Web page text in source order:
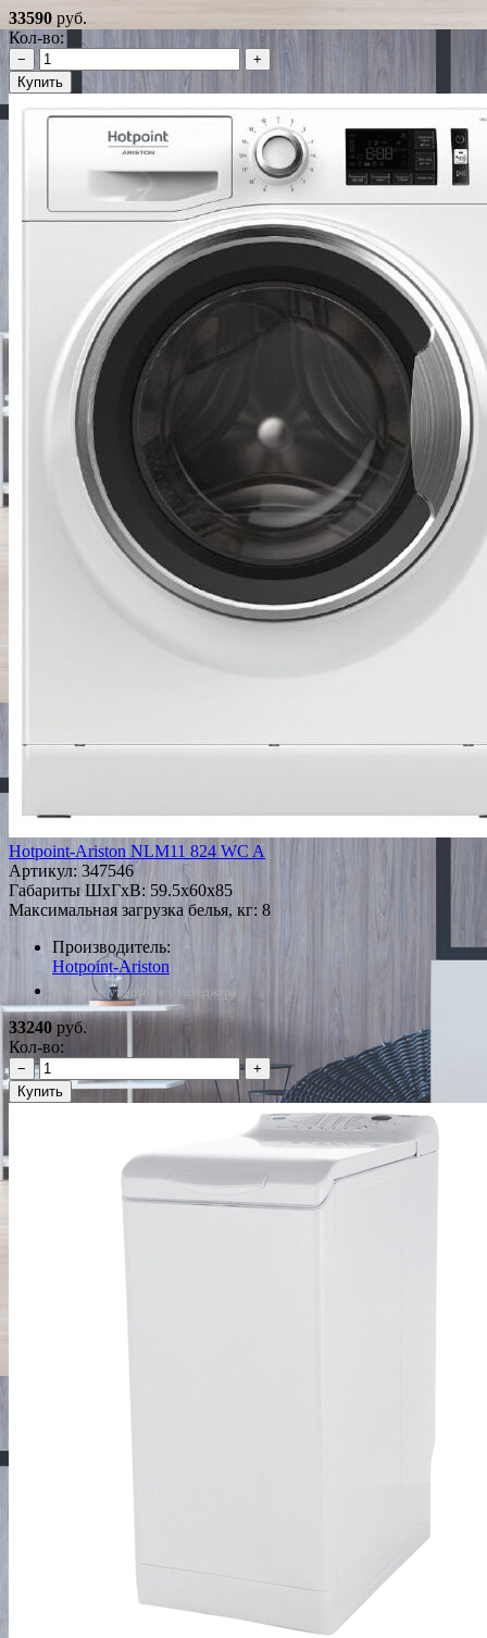
33590 руб.
Кол-во:
−
+
Купить
Hotpoint-Ariston NLM11 824 WC A
Артикул: 347546
Габариты ШxГxВ: 59.5x60x85
Максимальная загрузка белья, кг: 8
Производитель:
Hotpoint-Ariston
*Наличие уточняйте у менеджера
33240 руб.
Кол-во:
−
+
Купить